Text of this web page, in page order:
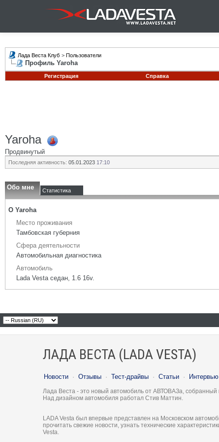
Лада Веста Клуб > Пользователи
Профиль Yaroha
Регистрация
Справка
Yaroha
Продвинутый
Последняя активность: 05.01.2023 17:10
Обо мне Статистика
О Yaroha
Место проживания
Тамбовская губерния
Сфера деятельности
Автомобильная диагностика
Автомобиль
Lada Vesta седан, 1.6 16v.
ЛАДА ВЕСТА (LADA VESTA)
Новости · Отзывы · Тест-драйвы · Статьи · Интервью
Лада Веста - это новый автомобиль от АВТОВАЗа,
Над дизайном автомобиля работал Стив Маттин.
LADA Vesta был впервые представлен на Московском
прочитать свежие новости, узнать технические
Vesta.